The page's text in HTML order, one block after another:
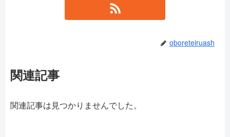
oboreteiruash
関連記事
関連記事は見つかりませんでした。